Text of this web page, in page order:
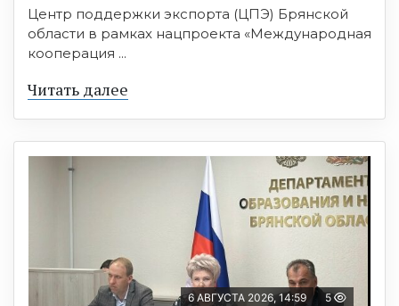
Центр поддержки экспорта (ЦПЭ) Брянской
области в рамках нацпроекта «Международная
кооперация ...
Читать далее
6 АВГУСТА 2026, 14:59 5